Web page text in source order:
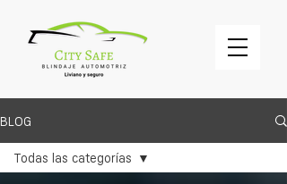
BLOG
Todas las categorías